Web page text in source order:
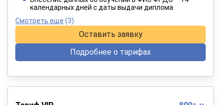
календарных дней с даты выдачи диплома
Смотреть еще (3)
Оставить заявку
Подробнее о тарифах